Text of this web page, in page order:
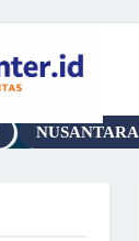
NUSANTARA